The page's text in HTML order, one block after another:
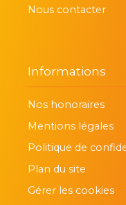
Nous contacter
Informations
Nos honoraires
Mentions légales
Politique de
Plan du site
Gérer les cookies